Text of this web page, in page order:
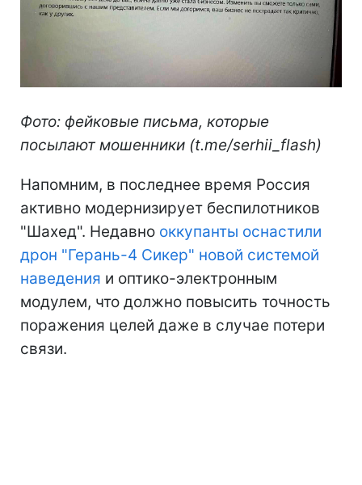
Фото: фейковые письма, которые
посылают мошенники (t.me/serhii_flash)
Напомним, в последнее время Россия
активно модернизирует беспилотников
"Шахед". Недавно оккупанты оснастили
дрон "Герань-4 Сикер" новой системой
наведения и оптико-электронным
модулем, что должно повысить точность
поражения целей даже в случае потери
связи.